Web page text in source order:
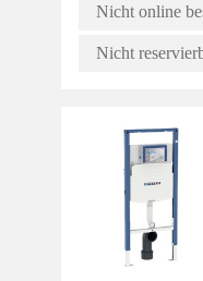
Nicht online
Nicht